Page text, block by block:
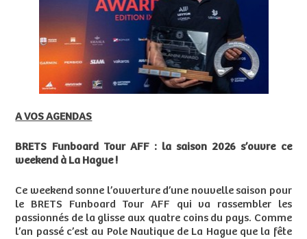
A VOS AGENDAS
BRETS Funboard Tour AFF : la saison 2026 s’ouvre ce
weekend à La Hague !
Ce weekend sonne l’ouverture d’une nouvelle saison pour
le BRETS Funboard Tour AFF qui va rassembler les
passionnés de la glisse aux quatre coins du pays. Comme
l’an passé c’est au Pole Nautique de La Hague que la fête